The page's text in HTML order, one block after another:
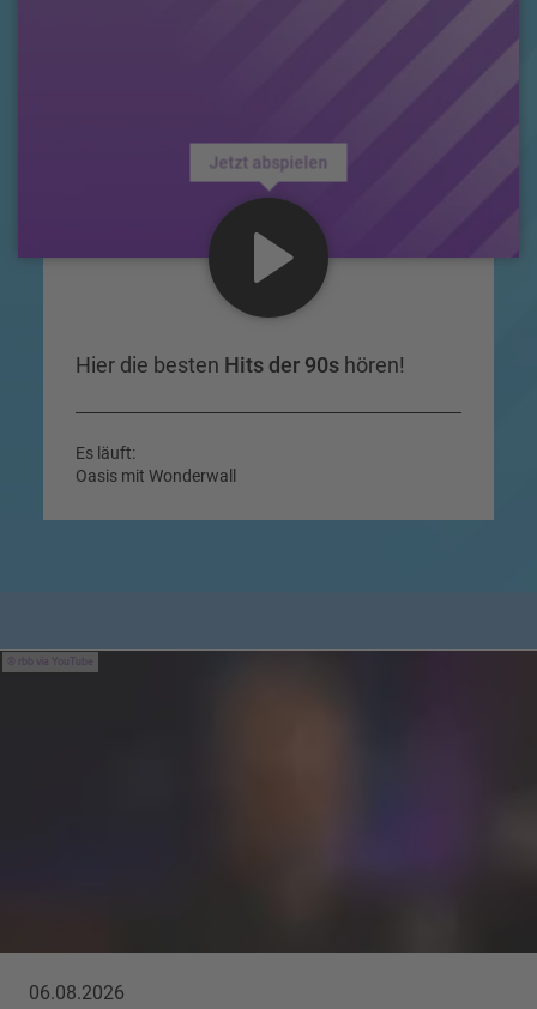
Jetzt abspielen
Hier die besten Hits der 90s hören!
Es läuft:
Oasis mit Wonderwall
rbb via YouTube
06.08.2026